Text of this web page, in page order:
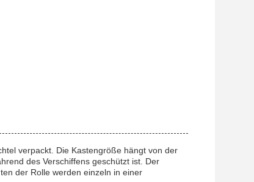
verpackt. Die Kastengröße hängt von der
des Verschiffens geschützt ist. Der
der Rolle werden einzeln in einer